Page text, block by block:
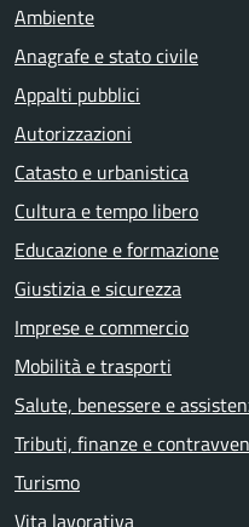
Ambiente
Anagrafe e stato civile
Appalti pubblici
Autorizzazioni
Catasto e urbanistica
Cultura e tempo libero
Educazione e formazione
Giustizia e sicurezza
Imprese e commercio
Mobilità e trasporti
Salute, benessere e
Tributi, finanze e
Turismo
Vita lavorativa